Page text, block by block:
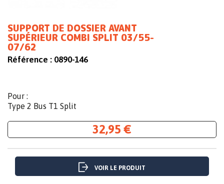
SUPPORT DE DOSSIER AVANT
SUPÉRIEUR COMBI SPLIT 03/55-
07/62
Référence : 0890-146
Pour :
Type 2 Bus T1 Split
32,95 €
VOIR LE PRODUIT